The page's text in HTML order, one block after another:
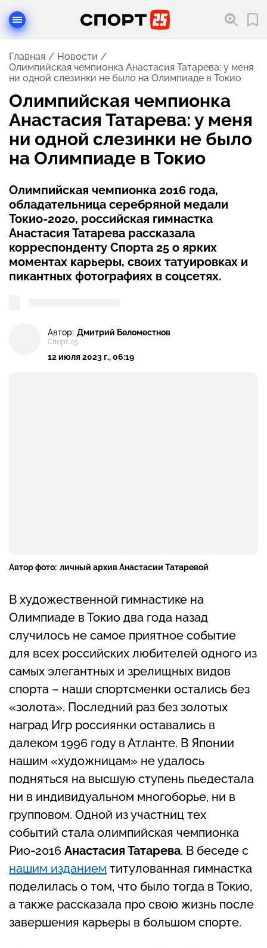
Главная
Новости
Олимпийская чемпионка Анастасия Татарева: у меня
ни одной слезинки не было на Олимпиаде в Токио
Олимпийская чемпионка
Анастасия Татарева: у меня
ни одной слезинки не было
на Олимпиаде в Токио
Олимпийская чемпионка 2016 года,
обладательница серебряной медали
Токио-2020, российская гимнастка
Анастасия Татарева рассказала
корреспонденту Спорта 25 о ярких
моментах карьеры, своих татуировках и
пикантных фотографиях в соцсетях.
Автор: Дмитрий Беломестнов
Спорт 25
12 июля 2023 г., 06:19
Автор фото: личный архив Анастасии Татаревой
В художественной гимнастике на
Олимпиаде в Токио два года назад
случилось не самое приятное событие
для всех российских любителей одного из
самых элегантных и зрелищных видов
спорта – наши спортсменки остались без
«золота». Последний раз без золотых
наград Игр россиянки оставались в
далеком 1996 году в Атланте. В Японии
нашим «художницам» не удалось
подняться на высшую ступень пьедестала
ни в индивидуальном многоборье, ни в
групповом. Одной из участниц тех
событий стала олимпийская чемпионка
Рио-2016 Анастасия Татарева. В беседе с
нашим изданием титулованная гимнастка
поделилась о том, что было тогда в Токио,
а также рассказала про свою жизнь после
завершения карьеры в большом спорте.